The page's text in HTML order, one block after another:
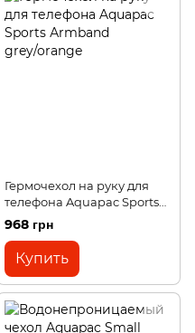
Гермочехол на руку для
телефона Aquapac Sports
Аrmband grey/orange
968 грн
Купить